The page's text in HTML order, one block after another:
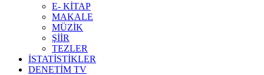
E- KİTAP
MAKALE
MÜZİK
ŞİİR
TEZLER
İSTATİSTİKLER
DENETİM TV